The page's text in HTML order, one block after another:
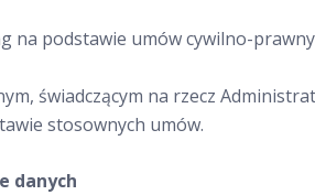
na podstawie umów cywilno-
świadczącym na rzecz
stosownych umów.
danych